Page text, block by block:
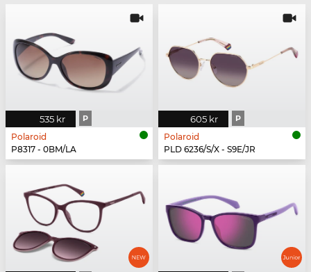
535 kr P
Polaroid
P8317 - 0BM/LA
605 kr P
Polaroid
PLD 6236/S/X - S9E/JR